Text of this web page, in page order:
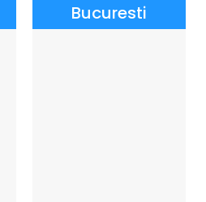
Bucuresti